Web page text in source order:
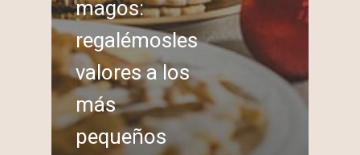
magos:
regalémosles
valores a los
más
pequeños